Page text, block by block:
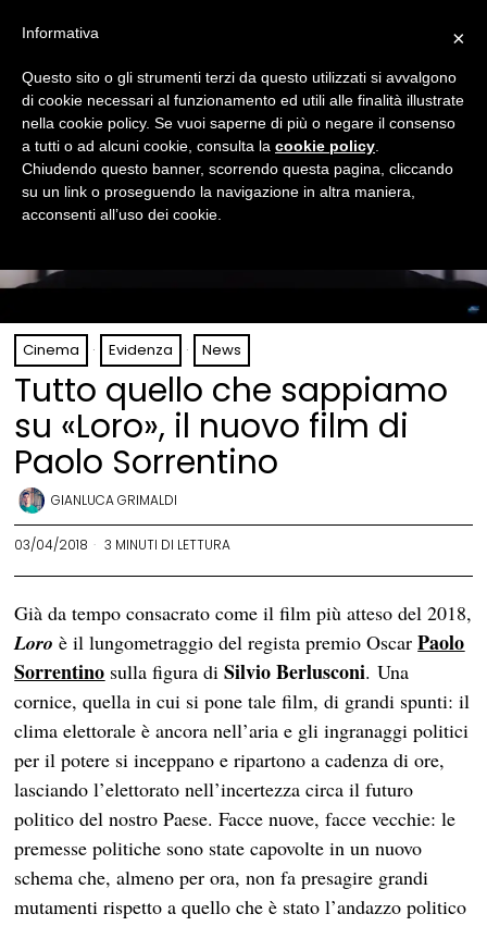
Cinema · Evidenza · News
Tutto quello che sappiamo
su «Loro», il nuovo film di
Paolo Sorrentino
GIANLUCA GRIMALDI
03/04/2018 3 MINUTI DI LETTURA
Già da tempo consacrato come il film più atteso del 2018,
Loro è il lungometraggio del regista premio OscarPaolo
Sorrentino sulla figura diSilvio Berlusconi. Una
cornice, quella in cui si pone tale film, di grandi spunti: il
clima elettorale è ancora nell’aria e gli ingranaggi politici
per il potere si inceppano e ripartono a cadenza di ore,
lasciando l’elettorato nell’incertezza circa il futuro
politico del nostro Paese. Facce nuove, facce vecchie: le
premesse politiche sono state capovolte in un nuovo
schema che, almeno per ora, non fa presagire grandi
mutamenti rispetto a quello che è stato l’andazzo politico
×
Informativa
Questo sito o gli strumenti terzi da questo utilizzati si avvalgono
di cookie necessari al funzionamento ed utili alle finalità illustrate
nella cookie policy. Se vuoi saperne di più o negare il consenso
a tutti o ad alcuni cookie, consulta la cookie policy
Chiudendo questo banner, scorrendo questa pagina, cliccando
su un link o proseguendo la navigazione in altra maniera,
acconsenti all’uso dei cookie.